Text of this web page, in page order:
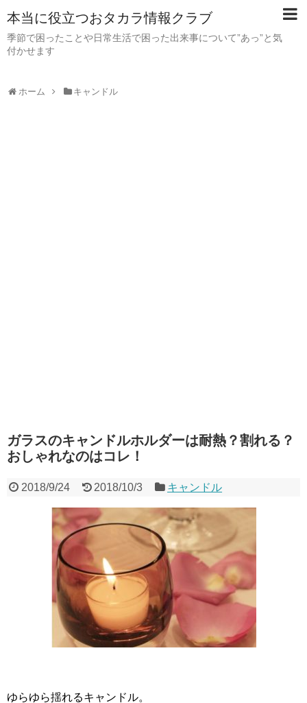
本当に役立つおタカラ情報クラブ
季節で困ったことや日常生活で困った出来事について”あっ”と気
付かせます
ホーム キャンドル
ガラスのキャンドルホルダーは耐熱？割れる？
おしゃれなのはコレ！
2018/9/24 2018/10/3 キャンドル
ゆらゆら揺れるキャンドル。